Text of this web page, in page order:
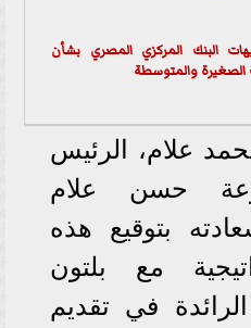
البنك المركزي المصري بشأن
والمتوسطة
علام، الرئيس
حسن علام
بتوقيع هذه
مع بلتون
الرائدة في تقديم